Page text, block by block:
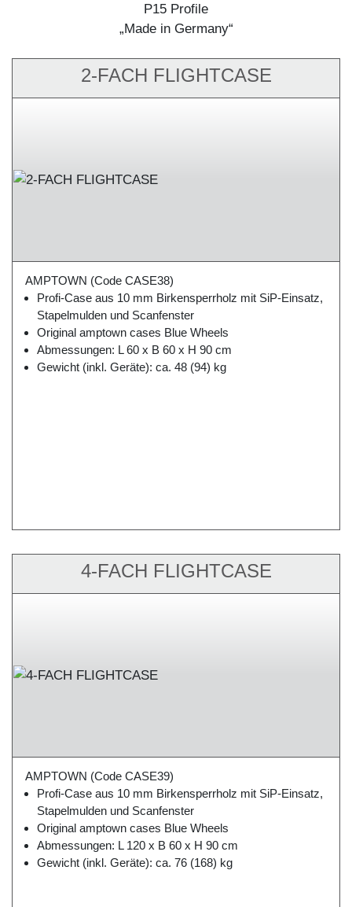
P15 Profile
„Made in Germany“
2-FACH FLIGHTCASE
AMPTOWN (Code CASE38)
Profi-Case aus 10 mm Birkensperrholz mit SiP-Einsatz,
Stapelmulden und Scanfenster
Original amptown cases Blue Wheels
Abmessungen: L 60 x B 60 x H 90 cm
Gewicht (inkl. Geräte): ca. 48 (94) kg
4-FACH FLIGHTCASE
AMPTOWN (Code CASE39)
Profi-Case aus 10 mm Birkensperrholz mit SiP-Einsatz,
Stapelmulden und Scanfenster
Original amptown cases Blue Wheels
Abmessungen: L 120 x B 60 x H 90 cm
Gewicht (inkl. Geräte): ca. 76 (168) kg